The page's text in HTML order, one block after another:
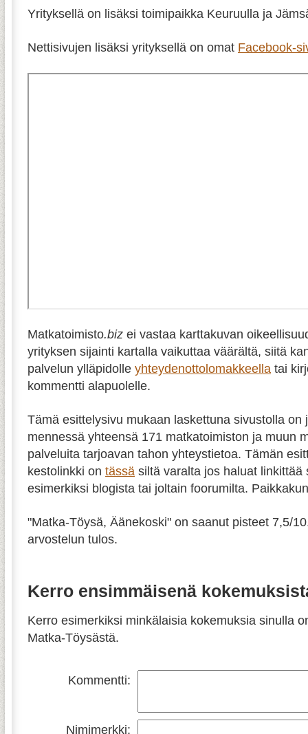
Yrityksellä on lisäksi toimipaikka Keuruulla ja
Nettisivujen lisäksi yrityksellä on omat Facebook-
Matkatoimisto.biz ei vastaa karttakuvan
yrityksen sijainti kartalla vaikuttaa väärältä, siitä
palvelun ylläpidolle yhteydenottolomakkeella tai
kommentti alapuolelle.
Tämä esittelysivu mukaan laskettuna sivustolla on
mennessä yhteensä 171 matkatoimiston ja muun
palveluita tarjoavan tahon yhteystietoa. Tämän
kestolinkki on tässä siltä varalta jos haluat linkittää
esimerkiksi blogista tai joltain foorumilta.
"Matka-Töysä, Äänekoski" on saanut pisteet 7,5/10
arvostelun tulos.
Kerro ensimmäisenä
Kerro esimerkiksi minkälaisia kokemuksia sinulla
Matka-Töysästä.
Kommentti:
Nimimerkki: